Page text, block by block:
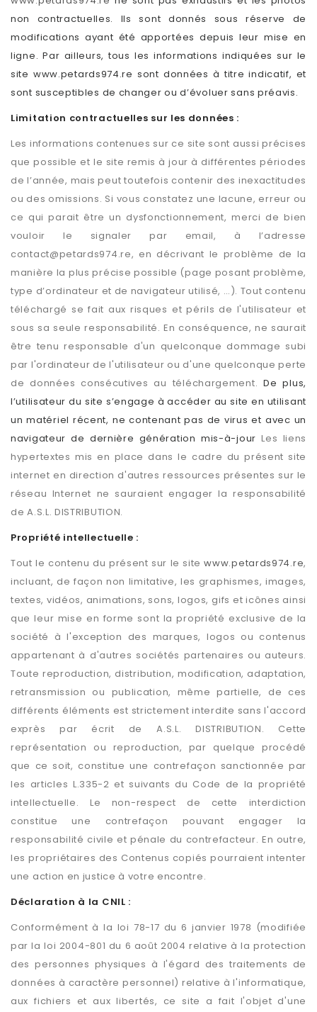
non contractuelles. Ils sont donnés sous réserve de
modifications ayant été apportées depuis leur mise en
ligne. Par ailleurs, tous les informations indiquées sur le
site www.petards974.re sont données à titre indicatif, et
sont susceptibles de changer ou d’évoluer sans préavis.
Limitation contractuelles sur les données :
Les informations contenues sur ce site sont aussi précises
que possible et le site remis à jour à différentes périodes
de l’année, mais peut toutefois contenir des inexactitudes
ou des omissions. Si vous constatez une lacune, erreur ou
ce qui parait être un dysfonctionnement, merci de bien
vouloir le signaler par email, à l’adresse
contact@petards974.re, en décrivant le problème de la
manière la plus précise possible (page posant problème,
type d’ordinateur et de navigateur utilisé, …). Tout contenu
téléchargé se fait aux risques et périls de l'utilisateur et
sous sa seule responsabilité. En conséquence, ne saurait
être tenu responsable d'un quelconque dommage subi
par l'ordinateur de l'utilisateur ou d'une quelconque perte
de données consécutives au téléchargement.De plus,
l’utilisateur du site s’engage à accéder au site en utilisant
un matériel récent, ne contenant pas de virus et avec un
navigateur de dernière génération mis-à-jour Les liens
hypertextes mis en place dans le cadre du présent site
internet en direction d'autres ressources présentes sur le
réseau Internet ne sauraient engager la responsabilité
de A.S.L. DISTRIBUTION.
Propriété intellectuelle :
Tout le contenu du présent sur le sitewww.petards974.re,
incluant, de façon non limitative, les graphismes, images,
textes, vidéos, animations, sons, logos, gifs et icônes ainsi
que leur mise en forme sont la propriété exclusive de la
société à l'exception des marques, logos ou contenus
appartenant à d'autres sociétés partenaires ou auteurs.
Toute reproduction, distribution, modification, adaptation,
retransmission ou publication, même partielle, de ces
différents éléments est strictement interdite sans l'accord
exprès par écrit de A.S.L. DISTRIBUTION. Cette
représentation ou reproduction, par quelque procédé
que ce soit, constitue une contrefaçon sanctionnée par
les articles L.335-2 et suivants du Code de la propriété
intellectuelle. Le non-respect de cette interdiction
constitue une contrefaçon pouvant engager la
responsabilité civile et pénale du contrefacteur. En outre,
les propriétaires des Contenus copiés pourraient intenter
une action en justice à votre encontre.
Déclaration à la CNIL :
Conformément à la loi 78-17 du 6 janvier 1978 (modifiée
par la loi 2004-801 du 6 août 2004 relative à la protection
des personnes physiques à l'égard des traitements de
données à caractère personnel) relative à l'informatique,
aux fichiers et aux libertés, ce site a fait l'objet d'une